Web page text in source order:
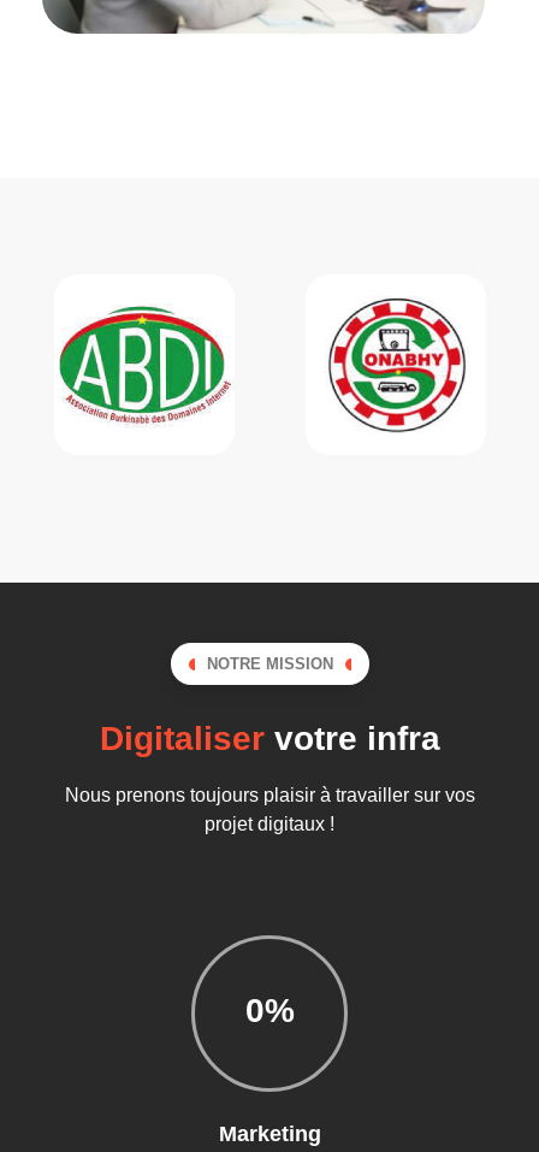
NOTRE MISSION
Digitaliservotre infra
Nous prenons toujours plaisir à travailler sur vos
projet digitaux !
0%
Marketing